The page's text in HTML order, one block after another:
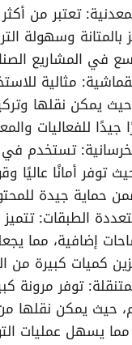
تعتبر من
بالمتانة وسهولة
في المشاريع
مثالية
حيث يمكن نقلها
جيدًا للفعاليات
تستخدم
توفر أمانًا عاليًا
حماية جيدة
الطبقات:
إضافية، مما
كميات كبيرة من
توفر مرونة
حيث يمكن نقلها
يسهل عمليات